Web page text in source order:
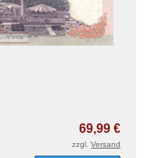
69,99 €
zzgl. Versand